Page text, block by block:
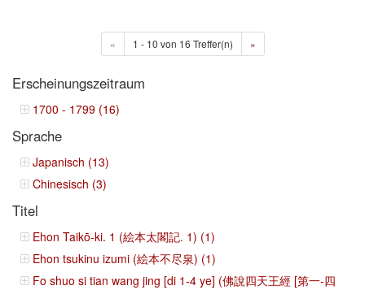
« 1 - 10 von 16 Treffer(n) »
Erscheinungszeitraum
1700 - 1799 (16)
Sprache
Japanisch (13)
Chinesisch (3)
Titel
Ehon Taikō-ki. 1 (絵本太閣記. 1) (1)
Ehon tsukinu izumi (絵本不尽泉) (1)
Fo shuo si tian wang jing [di 1-4 ye] (佛說四天王經 [第一-四